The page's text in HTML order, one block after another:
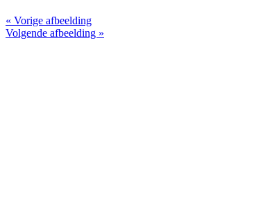
« Vorige afbeelding
Volgende afbeelding »